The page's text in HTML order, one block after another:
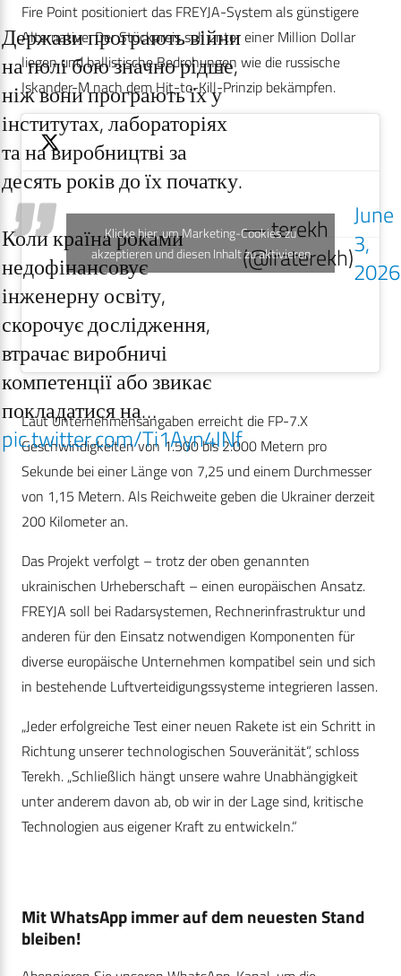
Fire Point positioniert das FREYJA-System als günstigere
Alternative. Der Stückpreis soll unter einer Million Dollar
liegen und ballistische Bedrohungen wie die russische
Iskander-M nach dem Hit-to-Kill-Prinzip bekämpfen.
Держави програють війни
на полі бою значно рідше,
ніж вони програють їх у
інститутах, лабораторіях
та на виробництві за
десять років до їх початку.
Коли країна роками
недофінансовує
інженерну освіту,
скорочує дослідження,
втрачає виробничі
компетенції або звикає
покладатися на…
pic.twitter.com/Ti1Ayn4INf
— terekh
(@iraterekh)
June
3,
2026
Klicke hier, um Marketing-Cookies zu
akzeptieren und diesen Inhalt zu aktivieren
Laut Unternehmensangaben erreicht die FP-7.X
Geschwindigkeiten von 1.500 bis 2.000 Metern pro
Sekunde bei einer Länge von 7,25 und einem Durchmesser
von 1,15 Metern. Als Reichweite geben die Ukrainer derzeit
200 Kilometer an.
Das Projekt verfolgt – trotz der oben genannten
ukrainischen Urheberschaft – einen europäischen Ansatz.
FREYJA soll bei Radarsystemen, Rechnerinfrastruktur und
anderen für den Einsatz notwendigen Komponenten für
diverse europäische Unternehmen kompatibel sein und sich
in bestehende Luftverteidigungssysteme integrieren lassen.
„Jeder erfolgreiche Test einer neuen Rakete ist ein Schritt in
Richtung unserer technologischen Souveränität“, schloss
Terekh. „Schließlich hängt unsere wahre Unabhängigkeit
unter anderem davon ab, ob wir in der Lage sind, kritische
Technologien aus eigener Kraft zu entwickeln.“
Mit WhatsApp immer auf dem neuesten Stand
bleiben!